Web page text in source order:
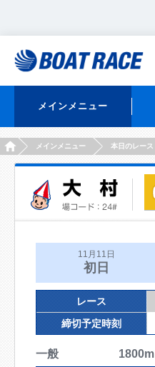
メインメニュー
HOMEメインメニュー 本日のレース
11月11日
初日
レース
締切予定時刻
一般 1800m